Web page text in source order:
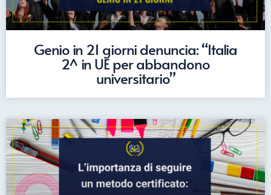
Genio in 21 giorni denuncia: “Italia
2^ in UE per abbandono
universitario”